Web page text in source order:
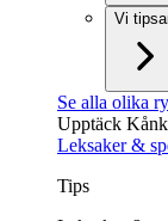
Vi
Se alla olika
Upptäck
Leksaker &
Tips